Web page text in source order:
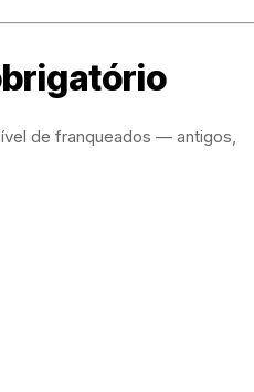
de franqueados — antigos,